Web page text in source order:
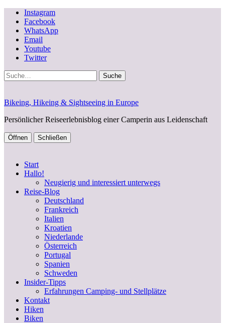
Instagram
Facebook
WhatsApp
Email
Youtube
Twitter
Suche
Bikeing, Hikeing & Sightseeing in Europe
Persönlicher Reiseerlebnisblog einer Camperin aus Leidenschaft
Öffnen Schließen
Start
Hallo!
Neugierig und interessiert unterwegs
Reise-Blog
Deutschland
Frankreich
Italien
Kroatien
Niederlande
Österreich
Portugal
Spanien
Schweden
Insider-Tipps
Erfahrungen Camping- und Stellplätze
Kontakt
Hiken
Biken